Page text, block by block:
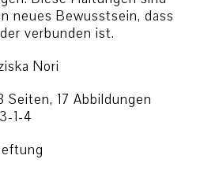
neues Bewusstsein, dass
verbunden ist.
Nori
17 Abbildungen
1-4